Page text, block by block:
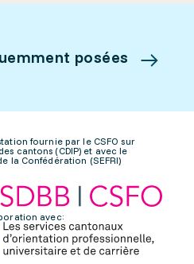
posées
fournie par le CSFO sur
cantons (CDIP) et avec le
la Confédération (SEFRI)
avec: